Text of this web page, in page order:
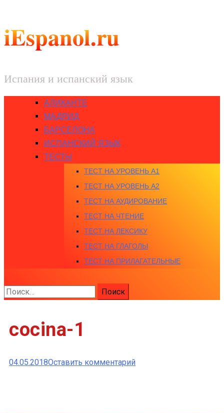
iEspanol.ru
Испания и испанский язык
АЛИКАНТЕ
МАДРИД
БАРСЕЛОНА
ИСПАНСКИЙ ЯЗЫК
ТЕСТЫ
ТЕСТ НА УРОВЕНЬ A1
ТЕСТ НА УРОВЕНЬ A2
ТЕСТ НА АУДИРОВАНИЕ
ТЕСТ НА ЧТЕНИЕ
ТЕСТ НА ЛЕКСИКУ
ТЕСТ НА ГЛАГОЛЫ
ТЕСТ НА ПРИЛАГАТЕЛЬНЫЕ
Найти:
cocina-1
04.05.2018Оставить комментарийк